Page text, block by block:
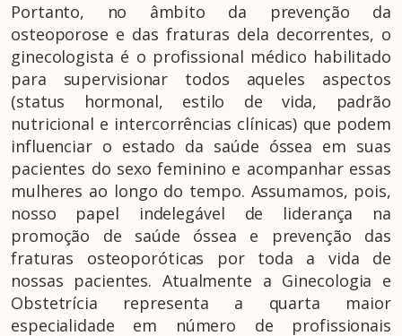
Portanto, no âmbito da prevenção da
osteoporose e das fraturas dela decorrentes, o
ginecologista é o profissional médico habilitado
para supervisionar todos aqueles aspectos
(status hormonal, estilo de vida, padrão
nutricional e intercorrências clínicas) que podem
influenciar o estado da saúde óssea em suas
pacientes do sexo feminino e acompanhar essas
mulheres ao longo do tempo. Assumamos, pois,
nosso papel indelegável de liderança na
promoção de saúde óssea e prevenção das
fraturas osteoporóticas por toda a vida de
nossas pacientes. Atualmente a Ginecologia e
Obstetrícia representa a quarta maior
especialidade em número de profissionais